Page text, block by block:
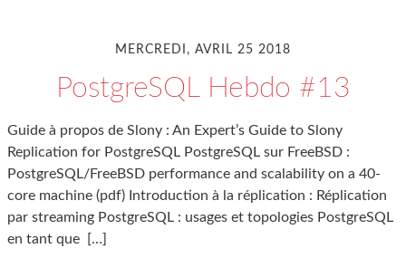
MERCREDI, AVRIL 25 2018
PostgreSQL Hebdo #13
Guide à propos de Slony : An Expert’s Guide to Slony
Replication for PostgreSQL PostgreSQL sur FreeBSD :
PostgreSQL/FreeBSD performance and scalability on a 40-
core machine (pdf) Introduction à la réplication : Réplication
par streaming PostgreSQL : usages et topologies PostgreSQL
en tant que
[…]